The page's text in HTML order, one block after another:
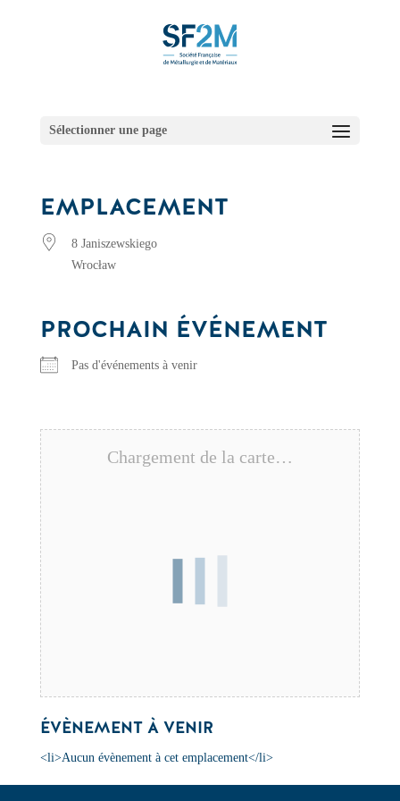
Sélectionner une page
EMPLACEMENT
8 Janiszewskiego
Wrocław
PROCHAIN ÉVÉNEMENT
Pas d'événements à venir
Chargement de la carte…
ÉVÈNEMENT À VENIR
<li>Aucun évènement à cet emplacement</li>